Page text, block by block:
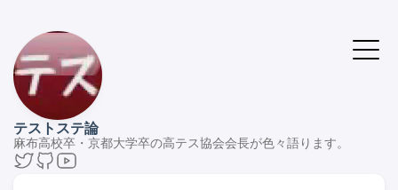
テストステ論
麻布高校卒・京都大学卒の高テス協会会長が色々語ります。